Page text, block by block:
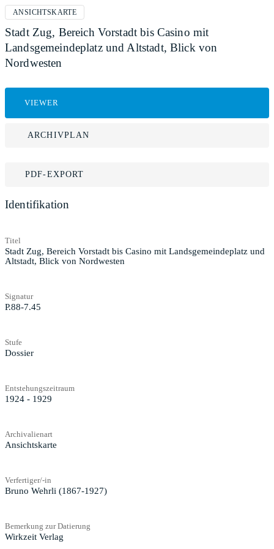
ANSICHTSKARTE
Stadt Zug, Bereich Vorstadt bis Casino mit
Landsgemeindeplatz und Altstadt, Blick von
Nordwesten
VIEWER
ARCHIVPLAN
PDF-EXPORT
Identifikation
Titel
Stadt Zug, Bereich Vorstadt bis Casino mit Landsgemeindeplatz und
Altstadt, Blick von Nordwesten
Signatur
P.88-7.45
Stufe
Dossier
Entstehungszeitraum
1924 - 1929
Archivalienart
Ansichtskarte
Verfertiger/-in
Bruno Wehrli (1867-1927)
Bemerkung zur Datierung
Wirkzeit Verlag